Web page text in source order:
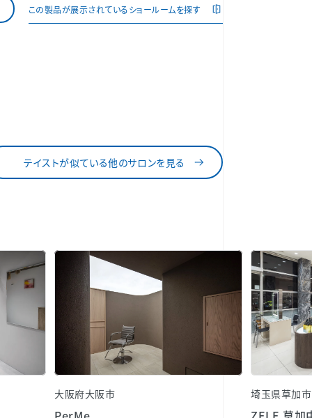
この製品が展示されているショールームを探す
テイストが似ている他のサロンを見る
大阪府大阪市 埼玉県草加市